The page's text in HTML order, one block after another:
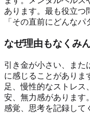
あります。最も役立つ
「その直前にどんなパ
なぜ理由もなくみ
引き金が小さい、また
に感じることがありま
足、慢性的なストレス
安、無力感があります
感覚、思考を記録して